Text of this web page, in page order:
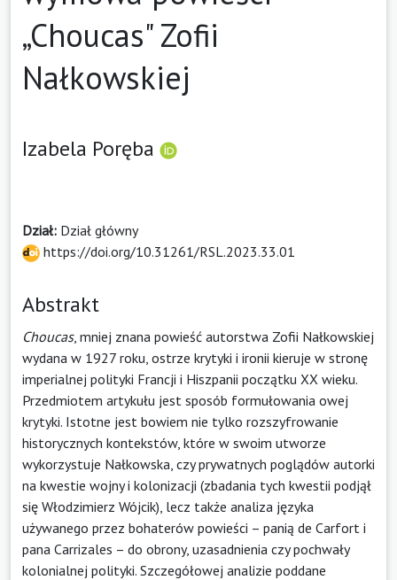
„Choucas" Zofii
Nałkowskiej
Izabela Poręba
Dział: Dział główny
https://doi.org/10.31261/RSL.2023.33.01
Abstrakt
Choucas, mniej znana powieść autorstwa Zofii Nałkowskiej
wydana w 1927 roku, ostrze krytyki i ironii kieruje w stronę
imperialnej polityki Francji i Hiszpanii początku XX wieku.
Przedmiotem artykułu jest sposób formułowania owej
krytyki. Istotne jest bowiem nie tylko rozszyfrowanie
historycznych kontekstów, które w swoim utworze
wykorzystuje Nałkowska, czy prywatnych poglądów autorki
na kwestie wojny i kolonizacji (zbadania tych kwestii podjął
się Włodzimierz Wójcik), lecz także analiza języka
używanego przez bohaterów powieści – panią de Carfort i
pana Carrizales – do obrony, uzasadnienia czy pochwały
kolonialnej polityki. Szczegółowej analizie poddane